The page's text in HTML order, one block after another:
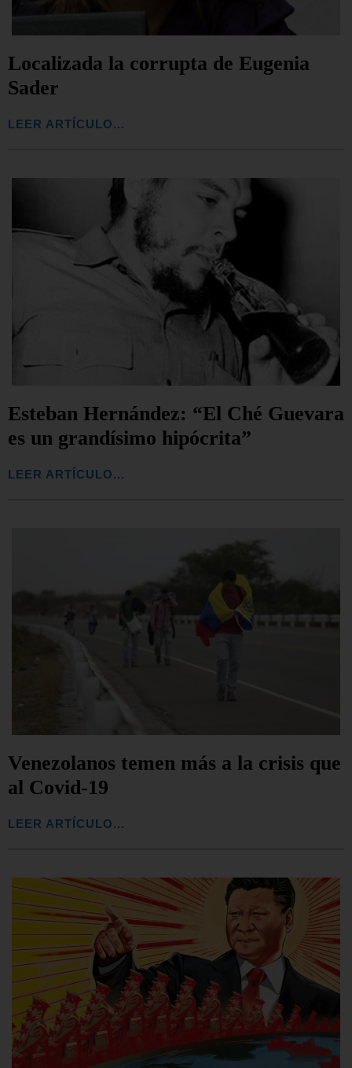
Localizada la corrupta de Eugenia
Sader
LEER ARTÍCULO...
Esteban Hernández: “El Ché Guevara
es un grandísimo hipócrita”
LEER ARTÍCULO...
Venezolanos temen más a la crisis que
al Covid-19
LEER ARTÍCULO...